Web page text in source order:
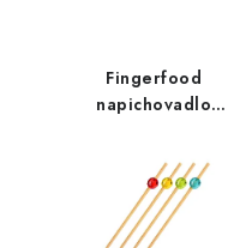
Fingerfood
napichovadlo
100ks